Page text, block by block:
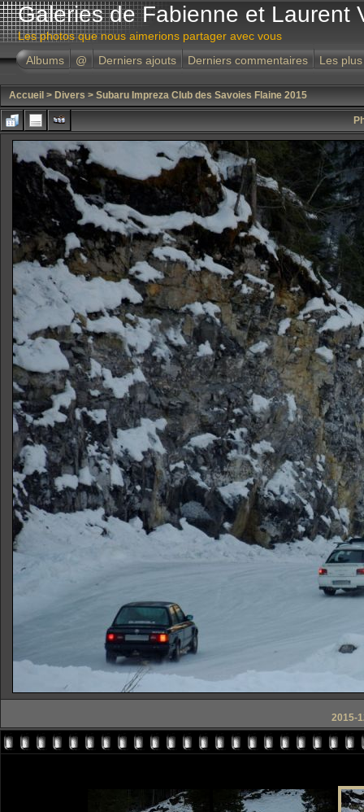
Galeries de Fabienne et Laurent
Les photos que nous aimerions partager avec vous
Albums
@ Derniers ajouts Derniers commentaires Les
Accueil > Divers > Subaru Impreza Club des Savoies Flaine 2015
2015-